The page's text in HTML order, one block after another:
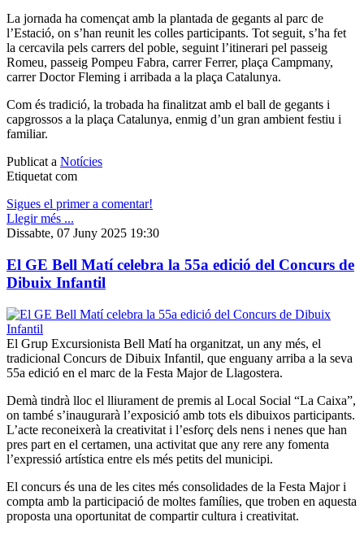
La jornada ha començat amb la plantada de gegants al parc de
l’Estació, on s’han reunit les colles participants. Tot seguit, s’ha fet
la cercavila pels carrers del poble, seguint l’itinerari pel passeig
Romeu, passeig Pompeu Fabra, carrer Ferrer, plaça Campmany,
carrer Doctor Fleming i arribada a la plaça Catalunya.
Com és tradició, la trobada ha finalitzat amb el ball de gegants i
capgrossos a la plaça Catalunya, enmig d’un gran ambient festiu i
familiar.
Publicat a Notícies
Etiquetat com
Sigues el primer a comentar!
Llegir més ...
Dissabte, 07 Juny 2025 19:30
El GE Bell Matí celebra la 55a edició del Concurs de
Dibuix Infantil
El Grup Excursionista Bell Matí ha organitzat, un any més, el
tradicional Concurs de Dibuix Infantil, que enguany arriba a la seva
55a edició en el marc de la Festa Major de Llagostera.
Demà tindrà lloc el lliurament de premis al Local Social “La Caixa”,
on també s’inaugurarà l’exposició amb tots els dibuixos participants.
L’acte reconeixerà la creativitat i l’esforç dels nens i nenes que han
pres part en el certamen, una activitat que any rere any fomenta
l’expressió artística entre els més petits del municipi.
El concurs és una de les cites més consolidades de la Festa Major i
compta amb la participació de moltes famílies, que troben en aquesta
proposta una oportunitat de compartir cultura i creativitat.